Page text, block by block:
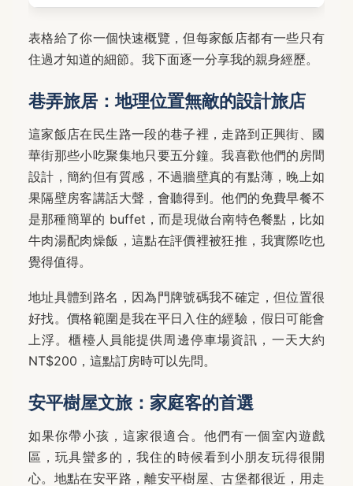
表格給了你一個快速概覽，但每家飯店都有一些只有
住過才知道的細節。我下面逐一分享我的親身經歷。
巷弄旅居：地理位置無敵的設計旅店
這家飯店在民生路一段的巷子裡，走路到正興街、國
華街那些小吃聚集地只要五分鐘。我喜歡他們的房間
設計，簡約但有質感，不過牆壁真的有點薄，晚上如
果隔壁房客講話大聲，會聽得到。他們的免費早餐不
是那種簡單的 buffet，而是現做台南特色餐點，比如
牛肉湯配肉燥飯，這點在評價裡被狂推，我實際吃也
覺得值得。
地址具體到路名，因為門牌號碼我不確定，但位置很
好找。價格範圍是我在平日入住的經驗，假日可能會
上浮。櫃檯人員能提供周邊停車場資訊，一天大約
NT$200，這點訂房時可以先問。
安平樹屋文旅：家庭客的首選
如果你帶小孩，這家很適合。他們有一個室內遊戲
區，玩具蠻多的，我住的時候看到小朋友玩得很開
心。地點在安平路，離安平樹屋、古堡都很近，用走